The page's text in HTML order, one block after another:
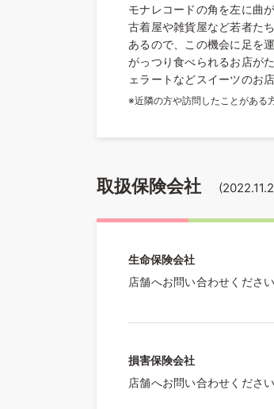
モナレコードの角を左に曲
古着屋や雑貨屋など若者た
あるので、この機会に足を
がっつり食べられるお店が
ェラートなどスイーツのお
※近隣の方や訪問したことがある
取扱保険会社 (
生命保険会社
店舗へお問い合わせください
損害保険会社
店舗へお問い合わせください